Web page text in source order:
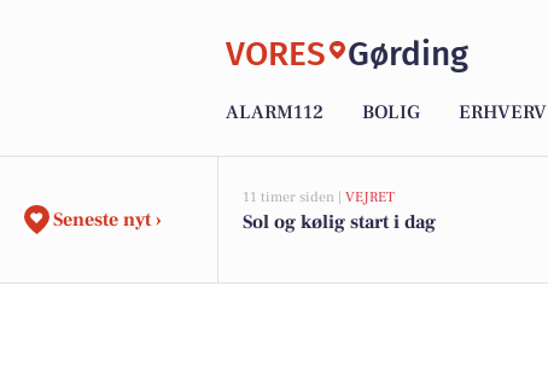
VORES Gørding
ALARM112 BOLIG ERHVERV
Seneste nyt ›
11 timer siden | VEJRET
Sol og kølig start i dag